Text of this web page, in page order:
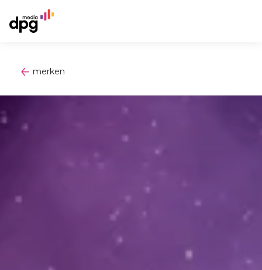
merken